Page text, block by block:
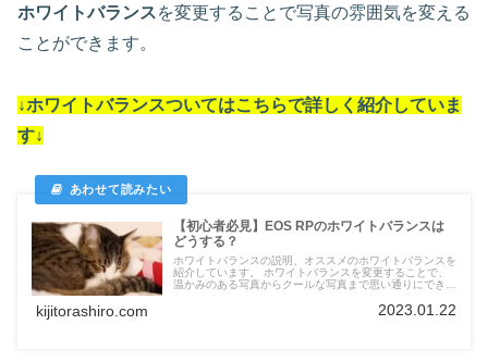
ホワイトバランスを変更することで写真の雰囲気を変える
ことができます。
↓ホワイトバランスついてはこちらで詳しく紹介していま
す↓
【初心者必見】EOS RPのホワイトバランスは
どうする？
ホワイトバランスの説明、オススメのホワイトバランスを
紹介しています。 ホワイトバランスを変更することで、
温かみのある写真からクールな写真まで思い通りにできま
kijitorashiro.com 2023.01.22